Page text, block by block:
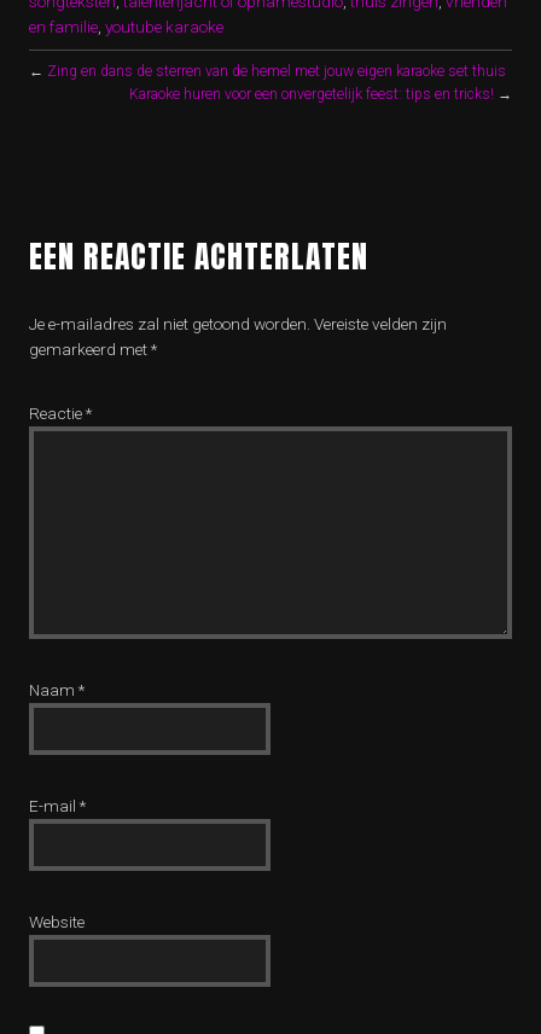
en familie youtube karaoke
← Zing en dans de sterren van de hemel met jouw eigen karaoke set thuis
Karaoke huren voor een onvergetelijk feest: tips en tricks! →
EEN REACTIE ACHTERLATEN
Je e-mailadres zal niet getoond worden. Vereiste velden zijn
gemarkeerd met*
Reactie*
Naam *
E-mail *
Website